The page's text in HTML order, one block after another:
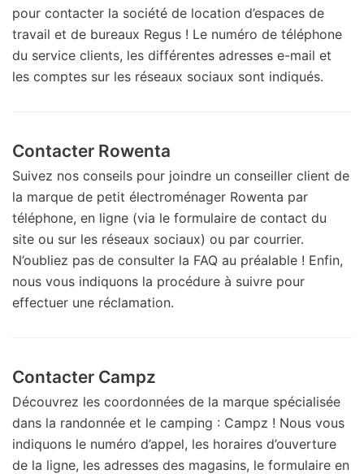
pour contacter la société de location d’espaces de
travail et de bureaux Regus ! Le numéro de téléphone
du service clients, les différentes adresses e-mail et
les comptes sur les réseaux sociaux sont indiqués.
Contacter Rowenta
Suivez nos conseils pour joindre un conseiller client de
la marque de petit électroménager Rowenta par
téléphone, en ligne (via le formulaire de contact du
site ou sur les réseaux sociaux) ou par courrier.
N’oubliez pas de consulter la FAQ au préalable ! Enfin,
nous vous indiquons la procédure à suivre pour
effectuer une réclamation.
Contacter Campz
Découvrez les coordonnées de la marque spécialisée
dans la randonnée et le camping : Campz ! Nous vous
indiquons le numéro d’appel, les horaires d’ouverture
de la ligne, les adresses des magasins, le formulaire en